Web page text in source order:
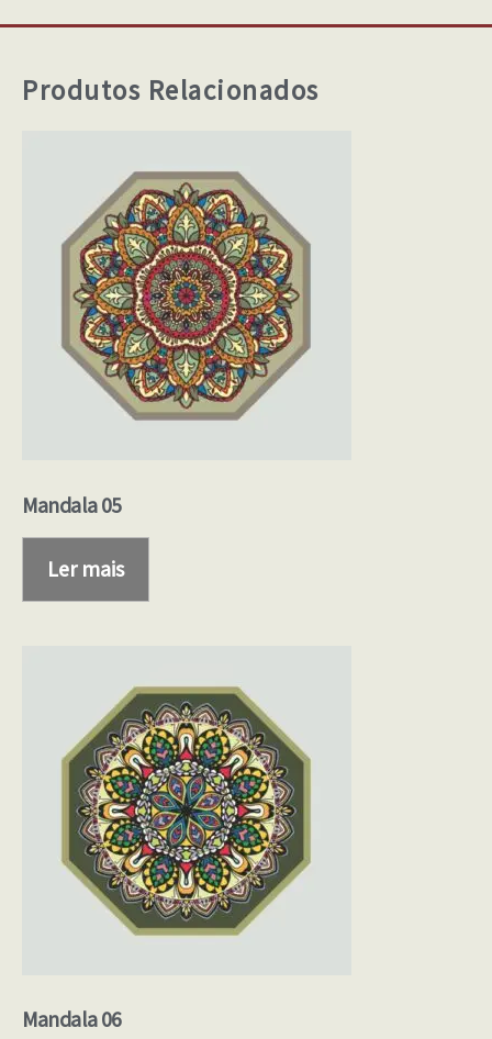
Produtos Relacionados
Mandala 05
Ler mais
Mandala 06